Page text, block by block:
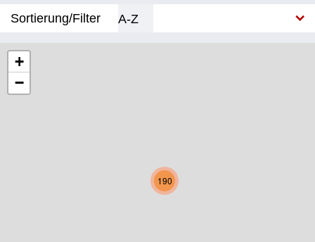
Sortierung/Filter
A-Z
Niederösterreich
Oberösterreich
190
+
−